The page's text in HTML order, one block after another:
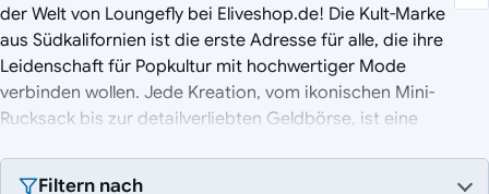
der Welt von Loungefly bei Eliveshop.de! Die Kult-Marke
aus Südkalifornien ist die erste Adresse für alle, die ihre
Leidenschaft für Popkultur mit hochwertiger Mode
verbinden wollen. Jede Kreation, vom ikonischen Mini-
Rucksack bis zur detailverliebten Geldbörse, ist eine
Filtern nach